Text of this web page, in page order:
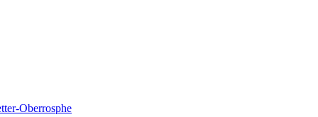
Oberrosphe